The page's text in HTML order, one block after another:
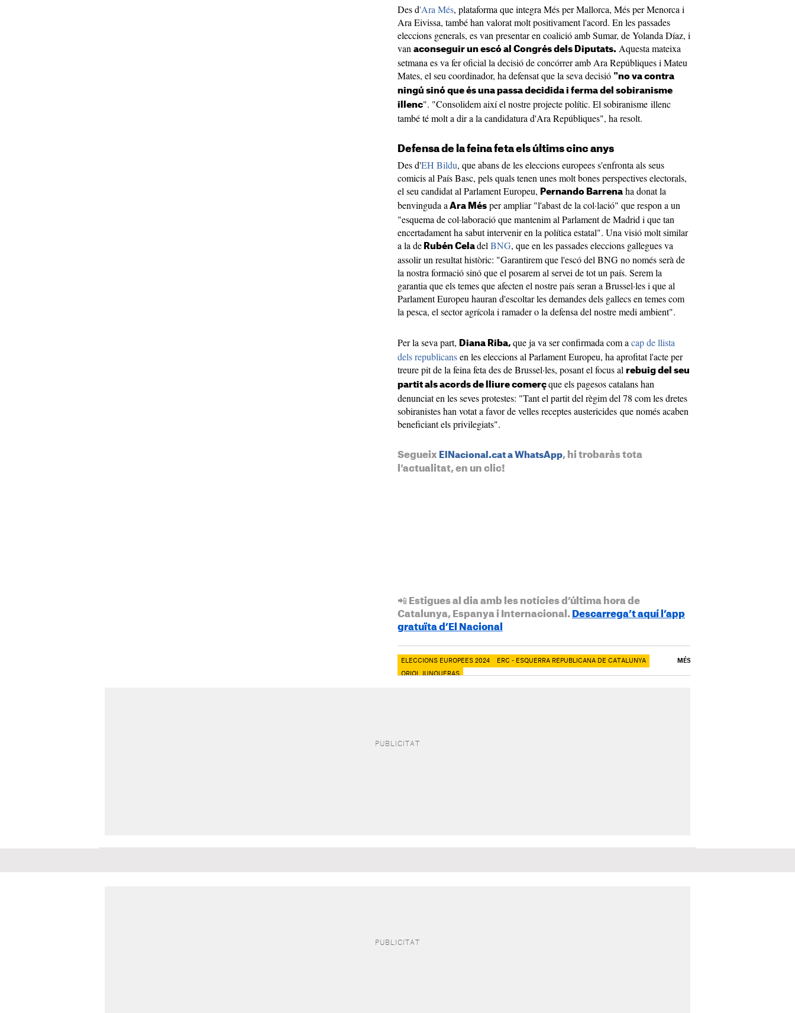
Des d'Ara Més, plataforma que integra Més per Mallorca, Més per Menorca i
Ara Eivissa, també han valorat molt positivament l'acord. En les passades
eleccions generals, es van presentar en coalició amb Sumar, de Yolanda Díaz, i
van aconseguir un escó al Congrés dels Diputats. Aquesta mateixa
setmana es va fer oficial la decisió de concórrer amb Ara Repúbliques i Mateu
Mates, el seu coordinador, ha defensat que la seva decisió "no va contra
ningú sinó que és una passa decidida i ferma del sobiranisme
illenc". "Consolidem així el nostre projecte polític. El sobiranisme illenc
també té molt a dir a la candidatura d'Ara Repúbliques", ha resolt.
Defensa de la feina feta els últims cinc anys
Des d'EH Bildu, que abans de les eleccions europees s'enfronta als seus
comicis al País Basc, pels quals tenen unes molt bones perspectives electorals,
el seu candidat al Parlament Europeu, Pernando Barrena ha donat la
benvinguda a Ara Més per ampliar "l'abast de la col·lació" que respon a un
"esquema de col·laboració que mantenim al Parlament de Madrid i que tan
encertadament ha sabut intervenir en la política estatal". Una visió molt similar
a la de Rubén Cela del BNG, que en les passades eleccions gallegues va
assolir un resultat històric: "Garantirem que l'escó del BNG no només serà de
la nostra formació sinó que el posarem al servei de tot un país. Serem la
garantia que els temes que afecten el nostre país seran a Brussel·les i que al
Parlament Europeu hauran d'escoltar les demandes dels gallecs en temes com
la pesca, el sector agrícola i ramader o la defensa del nostre medi ambient".
Per la seva part, Diana Riba, que ja va ser confirmada com a cap de llista
dels republicansen les eleccions al Parlament Europeu, ha aprofitat l'acte per
treure pit de la feina feta des de Brussel·les, posant el focus al rebuig del seu
partit als acords de lliure comerç que els pagesos catalans han
denunciat en les seves protestes: "Tant el partit del règim del 78 com les dretes
sobiranistes han votat a favor de velles receptes austericides que només acaben
beneficiant els privilegiats".
Segueix ElNacional.cat a WhatsApp, hi trobaràs tota
l'actualitat, en un clic!
📲 Estigues al dia amb les notícies d’última hora de
Catalunya, Espanya i Internacional. Descarrega’t aquí l’app
gratuïta d’El Nacional
ELECCIONS EUROPEES 2024 ERC - ESQUERRA REPUBLICANA DE CATALUNYA
ORIOL JUNQUERAS
MÉS